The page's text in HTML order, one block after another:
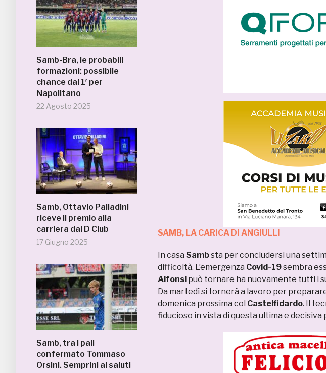
Samb-Bra, le probabili
formazioni: possibile
chance dal 1′ per
Napolitano
22 Agosto 2025
Samb, Ottavio Palladini
riceve il premio alla
carriera dal D Club
17 Giugno 2025
Samb, tra i pali
confermato Tommaso
Orsini. Semprini ai saluti
SAMB, LA CARICA DI ANGIULLI
In casa Sambsta per concludersi una
difficoltà. L’emergenza Covid-19sembra
Alfonsi può tornare ha nuovamente tutti i
Da martedì si tornerà a lavoro per
domenica prossima col Castelfidardo. Il
fiducioso in vista di questa ultima e